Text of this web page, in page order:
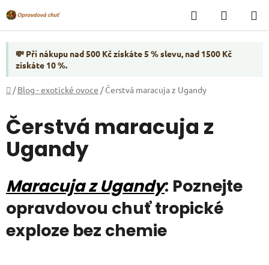
na
obsah
Hledat
KOŠÍK
💸 Při nákupu nad 500 Kč získáte 5 % slevu, nad 1500 Kč
získáte 10 %.
Domů
/ Blog - exotické ovoce / Čerstvá maracuja z Ugandy
Čerstvá maracuja z
Ugandy
Maracuja z Ugandy: Poznejte
opravdovou chuť tropické
exploze bez chemie